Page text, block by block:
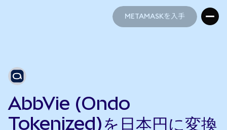
METAMASKを入手
AbbVie (Ondo
Tokenized)を日本円に変換